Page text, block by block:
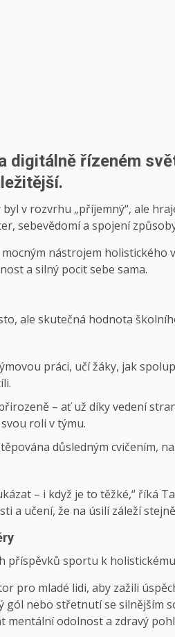
digitálně řízeném
v rozvrhu „příjemný“, ale
sebevědomí a spojení
nástrojem holistického
a silný pocit sebe sama.
ale skutečná hodnota
práci, učí žáky, jak
– ať už díky vedení
roli v týmu.
důsledným cvičením,
– i když je to těžké,“ říká
a učení, že na úsilí záleží
příspěvků sportu k
pro mladé lidi, aby zažili
gól nebo střetnutí se silnějším
odolnost a zdravý